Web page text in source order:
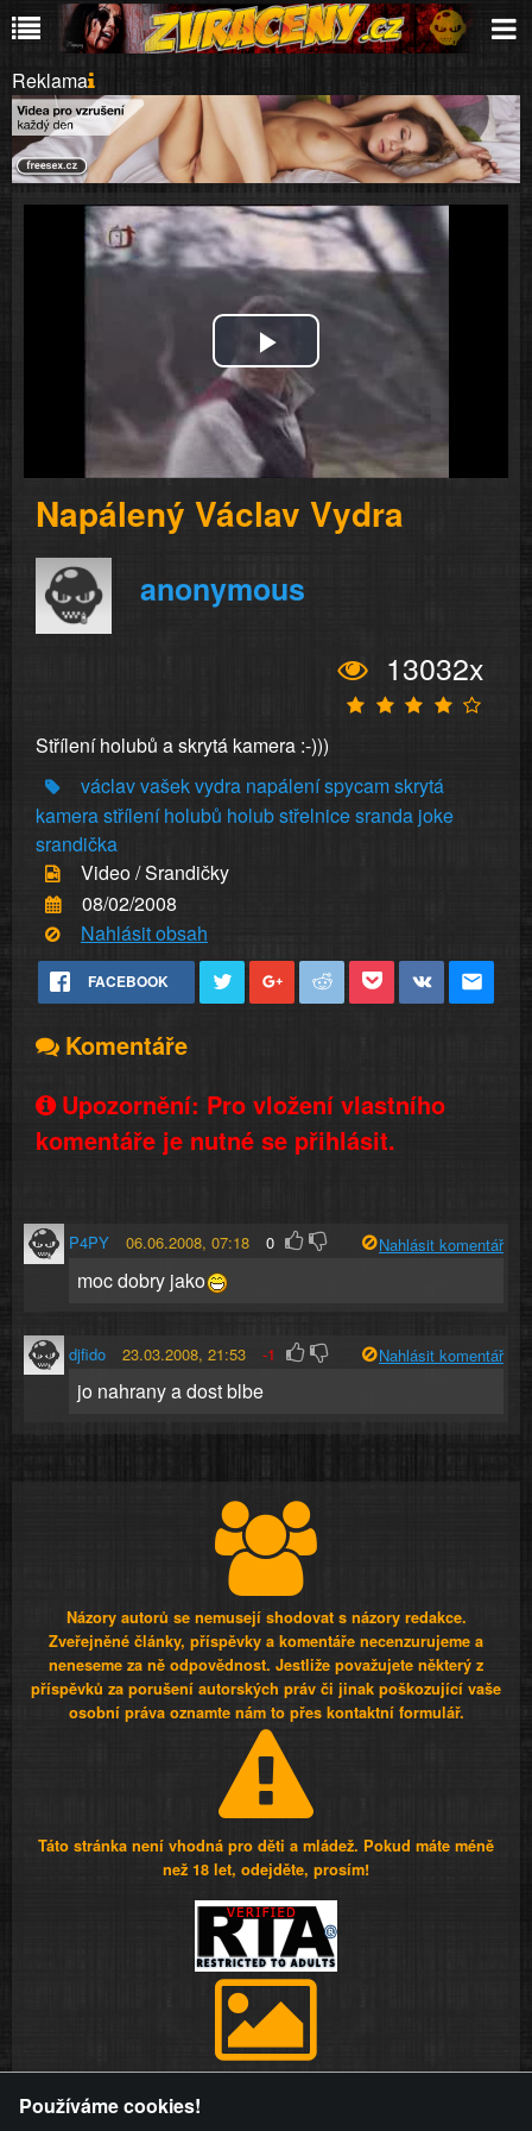
Reklama
Play
Video
Napálený Václav Vydra
anonymous
13032x
Střílení holubů a skrytá kamera :-)))
václavvašekvydra napáleníspycamskrytá
kamerastřílení holubů holubstřelnicesranda joke
srandička
Video / Srandičky
08/02/2008
Nahlásit obsah
FACEBOOK
Komentáře
Upozornění: Pro vložení vlastního
komentáře je nutné se přihlásit.
P4PY 06.06.2008, 07:18 0 Nahlásit komentář
moc dobry jako
djfido 23.03.2008, 21:53 -1 Nahlásit komentář
jo nahrany a dost blbe
Názory autorů se nemusejí shodovat s názory redakce.
Zveřejněné články, příspěvky a komentáře necenzurujeme a
neneseme za ně odpovědnost. Jestliže považujete některý z
příspěvků za porušení autorských práv či jinak poškozující vaše
osobní práva oznamte nám to přes kontaktní formulář.
Táto stránka není vhodná pro děti a mládež. Pokud máte méně
než 18 let, odejděte, prosím!
videa a komentáře. Osoba, které se toto opatření provozovatele
Používáme cookies!